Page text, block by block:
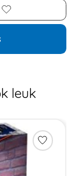
leuk